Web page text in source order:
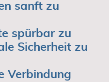
sanft zu
spürbar zu
Sicherheit zu
Verbindung